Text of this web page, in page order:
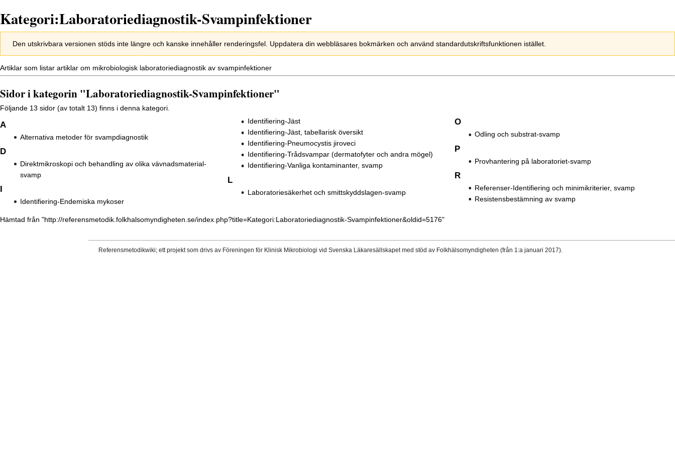
Kategori:Laboratoriediagnostik-Svampinfektioner
Den utskrivbara versionen stöds inte längre och kanske innehåller renderingsfel. Uppdatera din webbläsares bokmärken och använd standardutskriftsfunktionen istället.
Artiklar som listar artiklar om mikrobiologisk laboratoriediagnostik av svampinfektioner
Sidor i kategorin "Laboratoriediagnostik-Svampinfektioner"
Följande 13 sidor (av totalt 13) finns i denna kategori.
A
Alternativa metoder för svampdiagnostik
D
Direktmikroskopi och behandling av olika vävnadsmaterial-
svamp
I
Identifiering-Endemiska mykoser
Identifiering-Jäst
Identifiering-Jäst, tabellarisk översikt
Identifiering-Pneumocystis jiroveci
Identifiering-Trådsvampar (dermatofyter och andra mögel)
Identifiering-Vanliga kontaminanter, svamp
L
Laboratoriesäkerhet och smittskyddslagen-svamp
O
Odling och substrat-svamp
P
Provhantering på laboratoriet-svamp
R
Referenser-Identifiering och minimikriterier, svamp
Resistensbestämning av svamp
Hämtad från "http://referensmetodik.folkhalsomyndigheten.se/index.php?title=Kategori:Laboratoriediagnostik-Svampinfektioner&oldid=5176"
Referensmetodikwiki; ett projekt som drivs av Föreningen för Klinisk Mikrobiologi vid Svenska Läkaresällskapet med stöd av Folkhälsomyndigheten (från 1:a januari 2017).